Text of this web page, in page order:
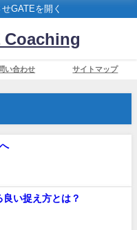
GATEを開く
Coaching
い合わせ サイトマップ
い捉え方とは？